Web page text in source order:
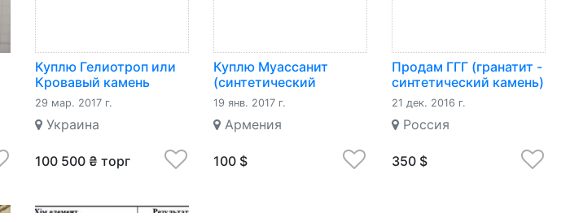
Куплю Гелиотроп или
Кровавый камень
(разн. халцедона)
29 мар. 2017 г.
Украина
100 500 ₴ торг
Куплю Муассанит
(синтетический
камень)
19 янв. 2017 г.
Армения
100 $
Продам ГГГ (гранатит -
синтетический камень)
21 дек. 2016 г.
Россия
350 $